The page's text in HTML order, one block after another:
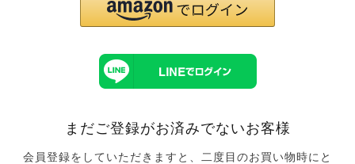
まだご登録がお済みでないお客様
会員登録をしていただきますと、二度目のお買い物時にと